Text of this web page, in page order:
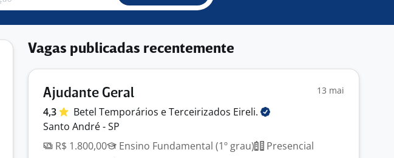
Vagas publicadas recentemente
Ajudante Geral 13 mai
4,3 Betel Temporários e Terceirizados Eireli.
Santo André - SP
R$ 1.800,00
Ensino Fundamental (1º grau)
Presencial